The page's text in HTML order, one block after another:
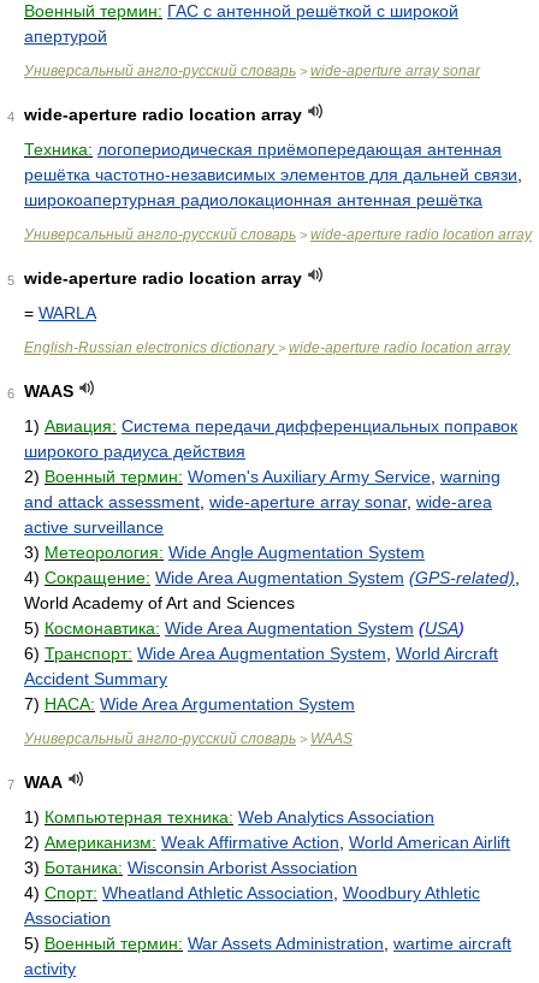
Военный термин: ГАС с антенной решёткой с широкой
апертурой
Универсальный англо-русский словарь > wide-aperture array sonar
4
wide-aperture radio location array
Техника: логопериодическая приёмопередающая антенная
решётка частотно-независимых элементов для дальней связи
широкоапертурная радиолокационная антенная решётка
Универсальный англо-русский словарь > wide-aperture radio location array
5
wide-aperture radio location array
= WARLA
English-Russian electronics dictionary> wide-aperture radio location array
6
WAAS
1) Авиация: Система передачи дифференциальных поправок
широкого радиуса действия
2) Военный термин: Women's Auxiliary Army Service warning
and attack assessment wide-aperture array sonar, wide-area
active surveillance
3) Метеорология: Wide Angle Augmentation System
4) Сокращение: Wide Area Augmentation System (GPS-related)
World Academy of Art and Sciences
5) Космонавтика: Wide Area Augmentation System (USA)
6) Транспорт: Wide Area Augmentation System World Aircraft
Accident Summary
7) НАСА: Wide Area Argumentation System
Универсальный англо-русский словарь > WAAS
7
WAA
1) Компьютерная техника: Web Analytics Association
2) Американизм: Weak Affirmative Action World American Airlift
3) Ботаника: Wisconsin Arborist Association
4) Спорт: Wheatland Athletic Association Woodbury Athletic
Association
5) Военный термин: War Assets Administration wartime aircraft
activity